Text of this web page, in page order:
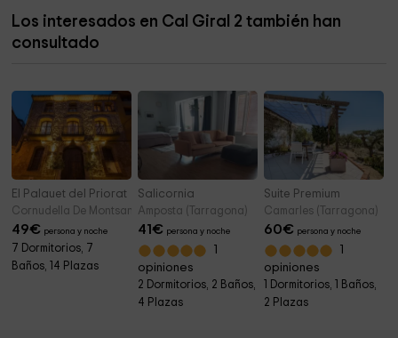
Ayuntamiento de Arbolí 4,6 km
Los interesados en Cal Giral 2 también han
consultado
El Palauet del Priorat
Cornudella De Montsant (Tarragona)
49€ persona y noche
7 Dormitorios, 7
Baños, 14 Plazas
Salicornia
Amposta (Tarragona)
41€ persona y noche
opiniones
2 Dormitorios, 2 Baños,
4 Plazas
Suite Premium
Camarles (Tarragona)
60€ persona y noche
opiniones
1 Dormitorios, 1 Baños,
2 Plazas